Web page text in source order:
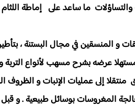
ما ساعد على إماطة
في مجال البستنة ، بتأطير
عرضه بشرح مسهب لأنواع
إلى عمليات الإنبات و
المغروسات بوسائل طبيعية . و قبل